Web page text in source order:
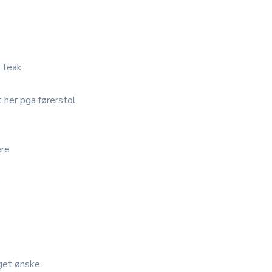
teak
her pga førerstol
ønske